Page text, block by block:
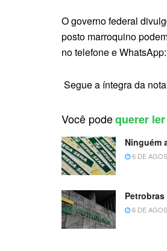
O governo federal
posto marroquino
no telefone e
Segue a íntegra da
Você podequerer ler
Ninguém
6 DE
6 DE